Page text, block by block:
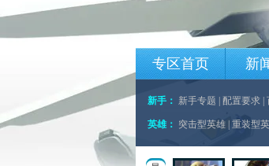
专区首页 新
新手： 新手专题 配置要求
英雄： 突击型英雄 重装型